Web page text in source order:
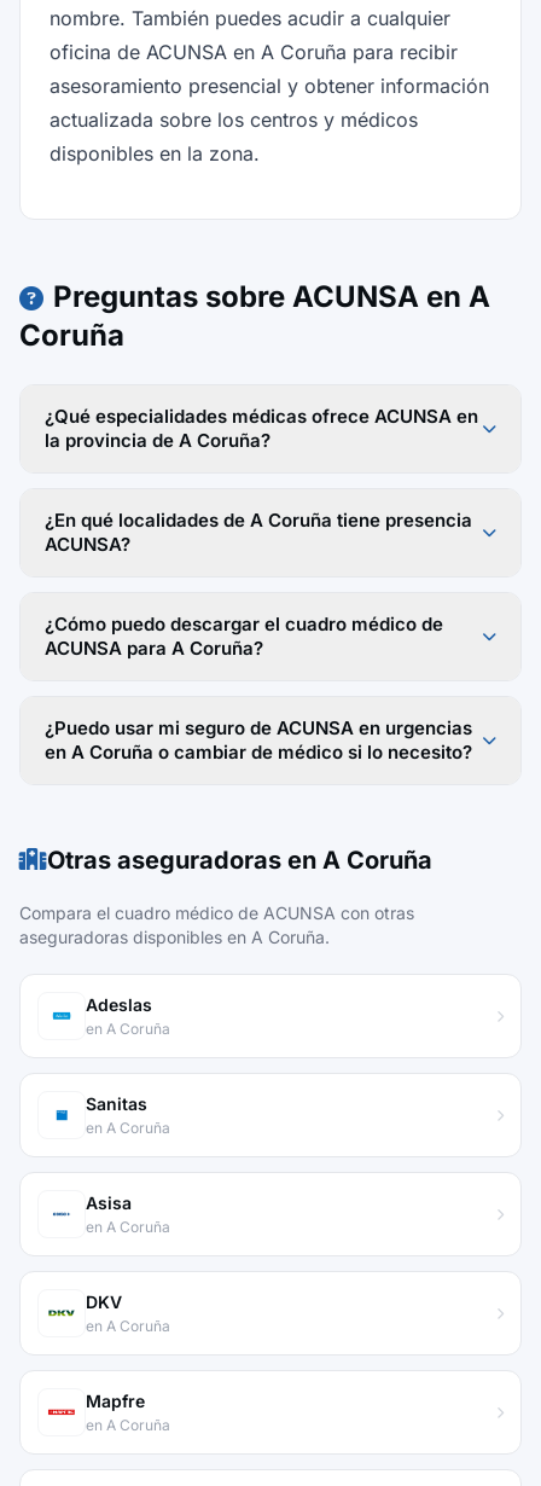
nombre. También puedes acudir a cualquier
oficina de ACUNSA en A Coruña para recibir
asesoramiento presencial y obtener información
actualizada sobre los centros y médicos
disponibles en la zona.
Preguntas sobre ACUNSA en A
Coruña
¿Qué especialidades médicas ofrece ACUNSA en
la provincia de A Coruña?
¿En qué localidades de A Coruña tiene presencia
ACUNSA?
¿Cómo puedo descargar el cuadro médico de
ACUNSA para A Coruña?
¿Puedo usar mi seguro de ACUNSA en urgencias
en A Coruña o cambiar de médico si lo necesito?
Otras aseguradoras en A Coruña
Compara el cuadro médico de ACUNSA con otras
aseguradoras disponibles en A Coruña.
Adeslas
en A Coruña
Sanitas
en A Coruña
Asisa
en A Coruña
DKV
en A Coruña
Mapfre
en A Coruña